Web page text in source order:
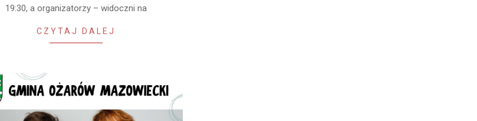
19:30, a organizatorzy – widoczni na
CZYTAJ DALEJ